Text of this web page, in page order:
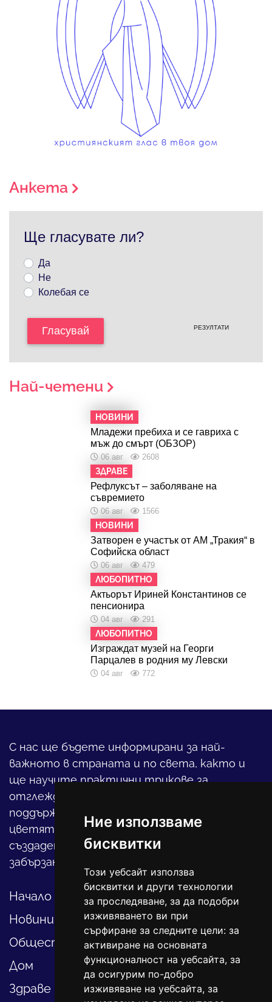
Ние използваме
бисквитки
Този уебсайт използва
бисквитки и други технологии
за проследяване, за да подобри
изживяването ви при
сърфиране за следните цели: за
активиране на основната
функционалност на уебсайта, за
да осигурим по-добро
изживяване на уебсайта, за
Анкета
Ще гласувате ли?
Да
Не
Колебая се
Гласувай РЕЗУЛТАТИ
Най-четени
НОВИНИ
Младежи пребиха и се гавриха с
мъж до смърт (ОБЗОР)
06 авг 2608
ЗДРАВЕ
Рефлуксът – заболяване на
съвремието
06 авг 1566
НОВИНИ
Затворен е участък от АМ „Тракия“ в
Софийска област
06 авг 479
ЛЮБОПИТНО
Актьорът Ириней Константинов се
пенсионира
04 авг 291
ЛЮБОПИТНО
Изграждат музей на Георги
Парцалев в родния му Левски
04 авг 772
С нас ще бъдете информирани за най-
важното в страната и по света, както и
ще научите практични трикове за
отглеждането на детето, за
поддържането на дома и градината,
цветята, интериора и, въобще, как да
създадете своя уютен оазис в този така
забързан свят.
Начало
Новини
Общество
Дом
Здраве